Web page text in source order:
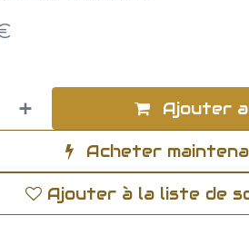
Ajouter
Acheter
Ajouter à la liste de